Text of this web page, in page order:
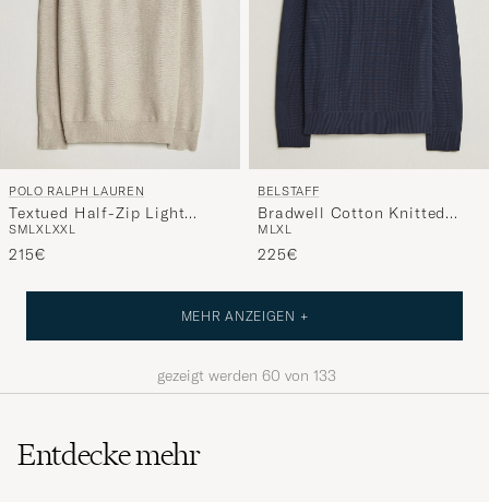
POLO RALPH LAUREN
Textued Half-Zip Light
Walnut Brown Heather
SMLXLXXL
215€
BELSTAFF
Bradwell Cotton Knitted
Quarter Zip Dark Ink
M LXL
225€
MEHR ANZEIGEN +
gezeigt werden 60 von 133
Entdecke mehr